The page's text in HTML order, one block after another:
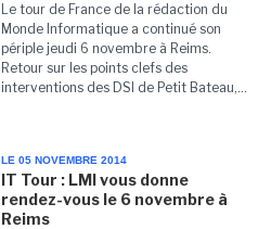
Le tour de France de la rédaction du
Monde Informatique a continué son
périple jeudi 6 novembre à Reims.
Retour sur les points clefs des
interventions des DSI de Petit Bateau,...
LE 05 NOVEMBRE 2014
IT Tour : LMI vous donne
rendez-vous le 6 novembre à
Reims